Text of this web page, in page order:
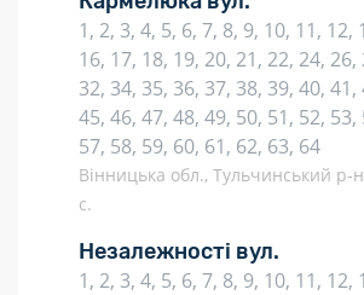
1, 2, 3, 4, 5, 6, 7, 8, 9, 10, 11, 12,
16, 17, 18, 19, 20, 21, 22, 24, 26,
32, 34, 35, 36, 37, 38, 39, 40, 41,
45, 46, 47, 48, 49, 50, 51, 52, 53,
57, 58, 59, 60, 61, 62, 63, 64
Вінницька обл., Тульчинський р-
с.
Незалежності вул.
1, 2, 3, 4, 5, 6, 7, 8, 9, 10, 11, 12,